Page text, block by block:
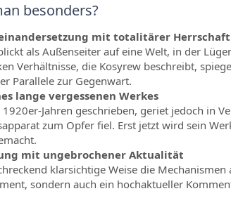
besonders?
mit totalitärer Herrschaft
als Außenseiter auf eine Welt, in der
Verhältnisse, die Kosyrew beschreibt,
Parallele zur Gegenwart.
lange vergessenen Werkes
Jahren geschrieben, geriet jedoch in
zum Opfer fiel. Erst jetzt wird sein
mit ungebrochener Aktualität
klarsichtige Weise die
sondern auch ein hochaktueller